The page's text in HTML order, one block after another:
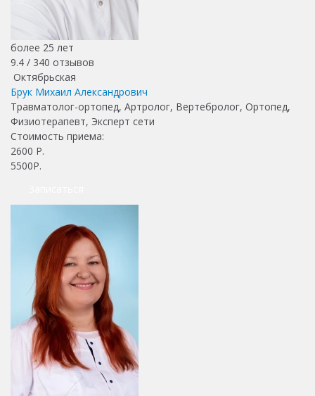
более 25 лет
9.4 / 340 отзывов
Октябрьская
Брук Михаил Александрович
Травматолог-ортопед, Артролог, Вертебролог, Ортопед,
Физиотерапевт, Эксперт сети
Стоимость приема:
2600 Р.
5500Р.